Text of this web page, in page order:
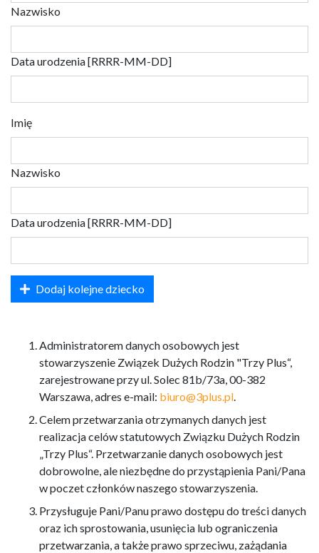
Nazwisko
Data urodzenia [RRRR-MM-DD]
Imię
Nazwisko
Data urodzenia [RRRR-MM-DD]
Dodaj kolejne dziecko
Administratorem danych osobowych jest
stowarzyszenie Związek Dużych Rodzin "Trzy Plus“,
zarejestrowane przy ul. Solec 81b/73a, 00-382
Warszawa, adres e-mail: biuro@3plus.pl.
Celem przetwarzania otrzymanych danych jest
realizacja celów statutowych Związku Dużych Rodzin
„Trzy Plus“. Przetwarzanie danych osobowych jest
dobrowolne, ale niezbędne do przystąpienia Pani/Pana
w poczet członków naszego stowarzyszenia.
Przysługuje Pani/Panu prawo dostępu do treści danych
oraz ich sprostowania, usunięcia lub ograniczenia
przetwarzania, a także prawo sprzeciwu, zażądania